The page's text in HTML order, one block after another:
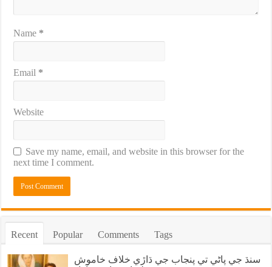
Name *
Email *
Website
Save my name, email, and website in this browser for the
next time I comment.
Recent Popular Comments Tags
سنڌ جي پاڻي تي پنجاب جي ڌاڙي خلاف خاموش